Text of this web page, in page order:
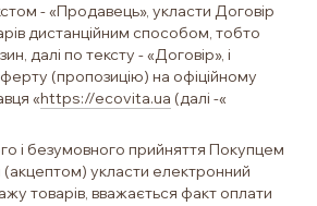
- «Продавець», укласти Договір
дистанційним способом, тобто
далі по тексту - «Договір», і
(пропозицію) на офіційному
«https://ecovita.ua (далі -«
і безумовного прийняття Покупцем
(акцептом) укласти електронний
товарів, вважається факт оплати